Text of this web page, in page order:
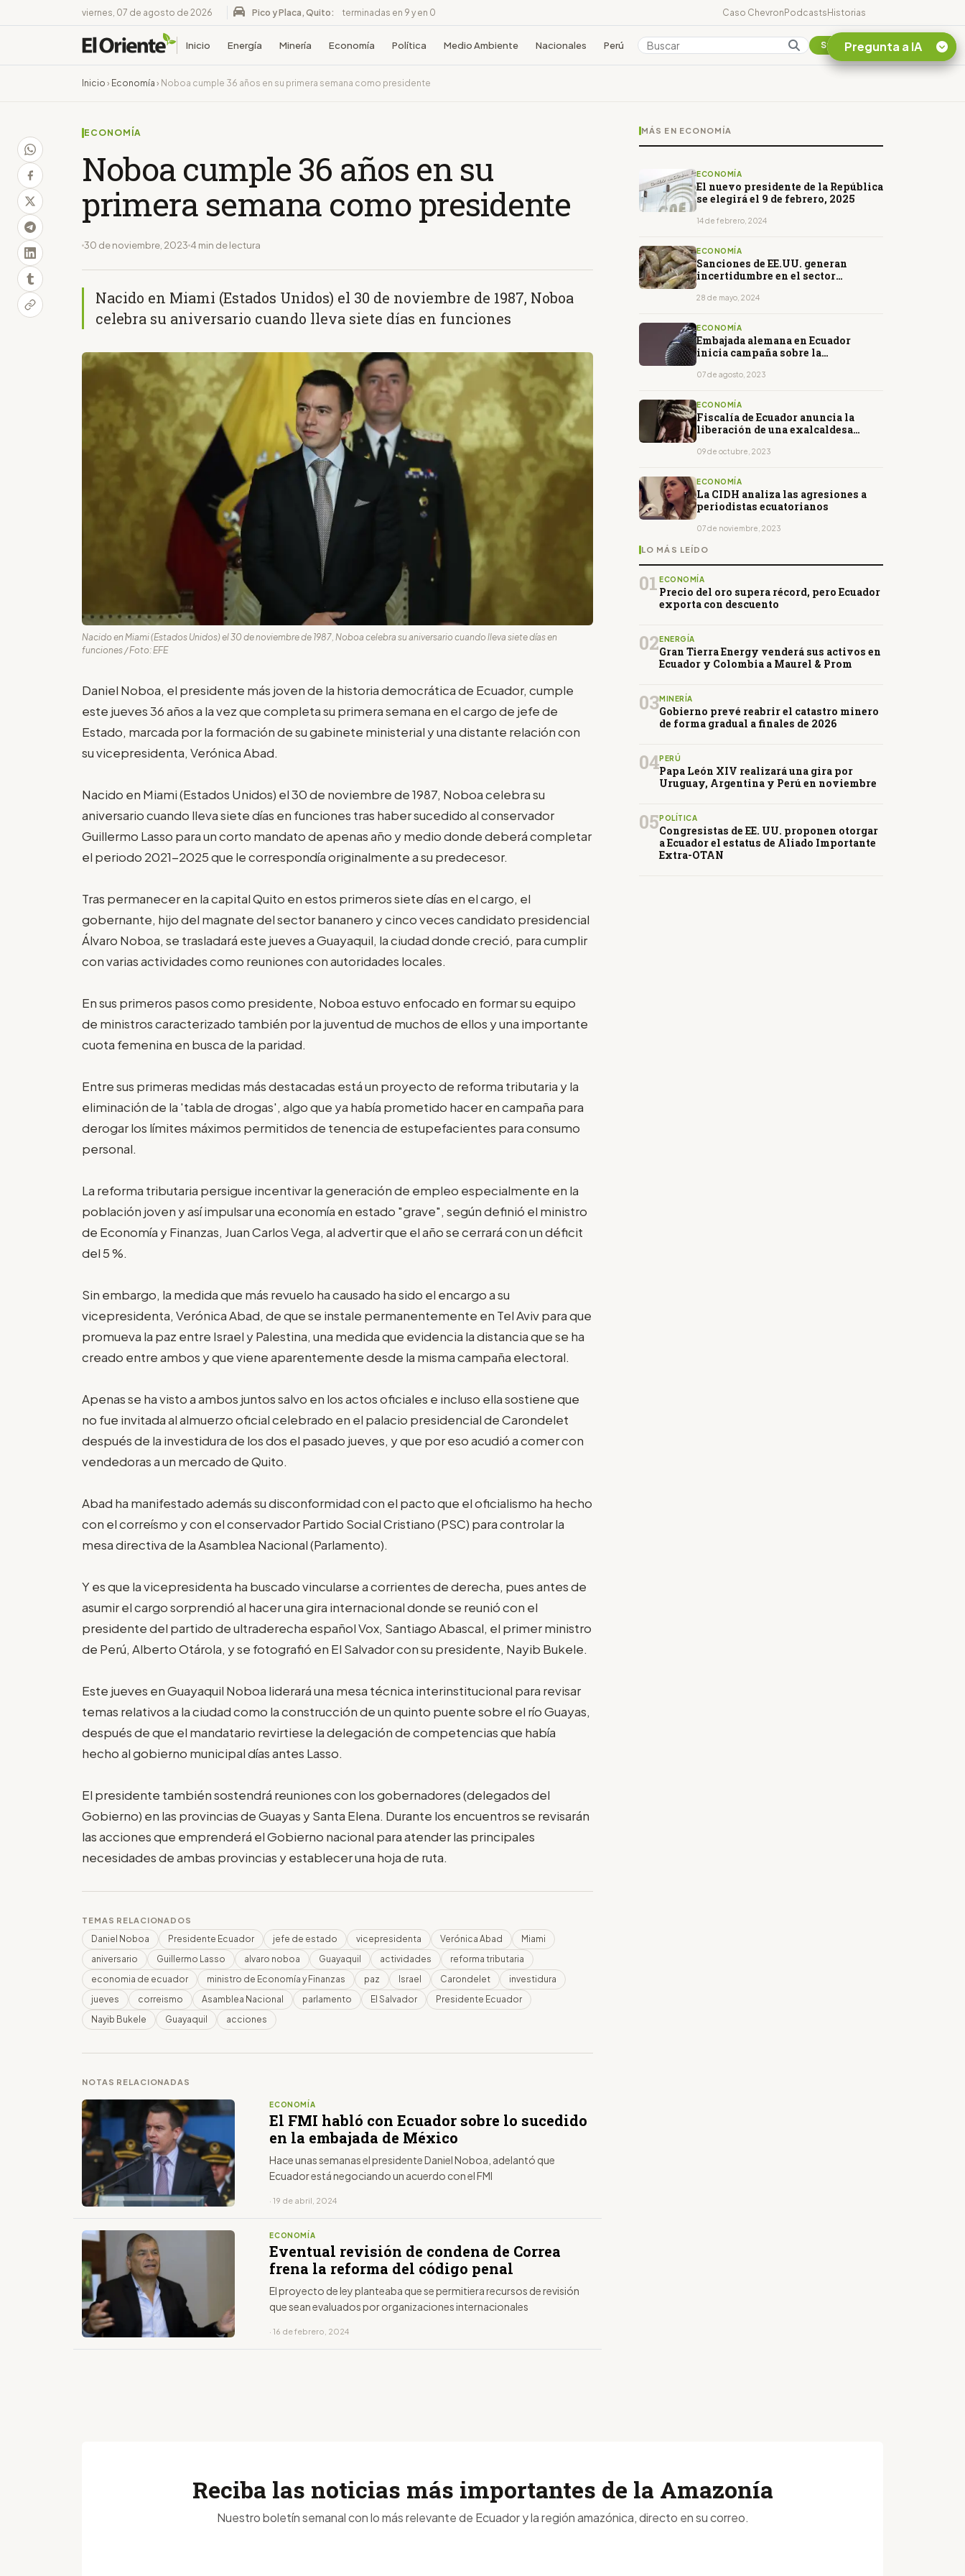
viernes, 07 de agosto de 2026 Pico y Placa, Quito: terminadas en 9 y en 0 Caso ChevronPodcastsHistorias
Inicio Energía Minería Economía Política Medio Ambiente Nacionales Perú Colombia Suscribirse
Inicio › Economía › Noboa cumple 36 años en su primera semana como presidente
ECONOMÍA
Noboa cumple 36 años en su
primera semana como presidente
30 de noviembre, 2023 4 min de lectura
Nacido en Miami (Estados Unidos) el 30 de noviembre de 1987, Noboa
celebra su aniversario cuando lleva siete días en funciones
Nacido en Miami (Estados Unidos) el 30 de noviembre de 1987, Noboa celebra su aniversario cuando lleva siete días en
funciones / Foto: EFE
Daniel Noboa, el presidente más joven de la historia democrática de Ecuador, cumple
este jueves 36 años a la vez que completa su primera semana en el cargo de jefe de
Estado, marcada por la formación de su gabinete ministerial y una distante relación con
su vicepresidenta, Verónica Abad.
Nacido en Miami (Estados Unidos) el 30 de noviembre de 1987, Noboa celebra su
aniversario cuando lleva siete días en funciones tras haber sucedido al conservador
Guillermo Lasso para un corto mandato de apenas año y medio donde deberá completar
el periodo 2021-2025 que le correspondía originalmente a su predecesor.
Tras permanecer en la capital Quito en estos primeros siete días en el cargo, el
gobernante, hijo del magnate del sector bananero y cinco veces candidato presidencial
Álvaro Noboa, se trasladará este jueves a Guayaquil, la ciudad donde creció, para cumplir
con varias actividades como reuniones con autoridades locales.
En sus primeros pasos como presidente, Noboa estuvo enfocado en formar su equipo
de ministros caracterizado también por la juventud de muchos de ellos y una importante
cuota femenina en busca de la paridad.
Entre sus primeras medidas más destacadas está un proyecto de reforma tributaria y la
eliminación de la 'tabla de drogas', algo que ya había prometido hacer en campaña para
derogar los límites máximos permitidos de tenencia de estupefacientes para consumo
personal.
La reforma tributaria persigue incentivar la generación de empleo especialmente en la
población joven y así impulsar una economía en estado "grave", según definió el ministro
de Economía y Finanzas, Juan Carlos Vega, al advertir que el año se cerrará con un déficit
del 5 %.
Sin embargo, la medida que más revuelo ha causado ha sido el encargo a su
vicepresidenta, Verónica Abad, de que se instale permanentemente en Tel Aviv para que
promueva la paz entre Israel y Palestina, una medida que evidencia la distancia que se ha
creado entre ambos y que viene aparentemente desde la misma campaña electoral.
Apenas se ha visto a ambos juntos salvo en los actos oficiales e incluso ella sostiene que
no fue invitada al almuerzo oficial celebrado en el palacio presidencial de Carondelet
después de la investidura de los dos el pasado jueves, y que por eso acudió a comer con
vendedoras a un mercado de Quito.
Abad ha manifestado además su disconformidad con el pacto que el oficialismo ha hecho
con el correísmo y con el conservador Partido Social Cristiano (PSC) para controlar la
mesa directiva de la Asamblea Nacional (Parlamento).
Y es que la vicepresidenta ha buscado vincularse a corrientes de derecha, pues antes de
asumir el cargo sorprendió al hacer una gira internacional donde se reunió con el
presidente del partido de ultraderecha español Vox, Santiago Abascal, el primer ministro
de Perú, Alberto Otárola, y se fotografió en El Salvador con su presidente, Nayib Bukele.
Este jueves en Guayaquil Noboa liderará una mesa técnica interinstitucional para revisar
temas relativos a la ciudad como la construcción de un quinto puente sobre el río Guayas,
después de que el mandatario revirtiese la delegación de competencias que había
hecho al gobierno municipal días antes Lasso.
El presidente también sostendrá reuniones con los gobernadores (delegados del
Gobierno) en las provincias de Guayas y Santa Elena. Durante los encuentros se revisarán
las acciones que emprenderá el Gobierno nacional para atender las principales
necesidades de ambas provincias y establecer una hoja de ruta.
TEMAS RELACIONADOS
Daniel Noboa Presidente Ecuador jefe de estado vicepresidenta Verónica Abad
Miami
aniversario
Guillermo Lasso alvaro noboa Guayaquil actividades
reforma tributaria
economia de ecuador
ministro de Economía y Finanzas paz Israel Carondelet
investidura
jueves
correismo Asamblea Nacional parlamento El Salvador
Presidente Ecuador
Nayib Bukele
Guayaquil acciones
NOTAS RELACIONADAS
ECONOMÍA
El FMI habló con Ecuador sobre lo sucedido
en la embajada de México
Hace unas semanas el presidente Daniel Noboa, adelantó que
Ecuador está negociando un acuerdo con el FMI
· 19 de abril, 2024
ECONOMÍA
Eventual revisión de condena de Correa
frena la reforma del código penal
El proyecto de ley planteaba que se permitiera recursos de revisión
que sean evaluados por organizaciones internacionales
· 16 de febrero, 2024
MÁS EN ECONOMÍA
ECONOMÍA
El nuevo presidente de la República
se elegirá el 9 de febrero, 2025
14 de febrero, 2024
ECONOMÍA
Sanciones de EE.UU. generan
incertidumbre en el sector
28 de mayo, 2024
ECONOMÍA
Embajada alemana en Ecuador
inicia campaña sobre la
prensa
07 de agosto, 2023
ECONOMÍA
Fiscalía de Ecuador anuncia la
liberación de una exalcaldesa
09 de octubre, 2023
ECONOMÍA
La CIDH analiza las agresiones a
periodistas ecuatorianos
07 de noviembre, 2023
LO MÁS LEÍDO
01 ECONOMÍA
Precio del oro supera récord, pero Ecuador
exporta con descuento
02 ENERGÍA
Gran Tierra Energy venderá sus activos en
Ecuador y Colombia a Maurel & Prom
03MINERÍA
Gobierno prevé reabrir el catastro minero
de forma gradual a finales de 2026
04PERÚ
Papa León XIV realizará una gira por
Uruguay, Argentina y Perú en noviembre
05 POLÍTICA
Congresistas de EE. UU. proponen otorgar
a Ecuador el estatus de Aliado Importante
Extra-OTAN
Pregunta a IA
¿En que consiste la
Reciba las noticias más importantes de la Amazonía
Nuestro boletín semanal con lo más relevante de Ecuador y la región amazónica, directo en su correo.